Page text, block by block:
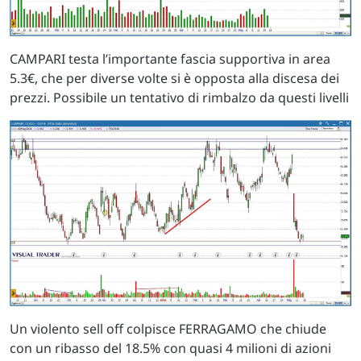
CAMPARI testa l’importante fascia supportiva in area
5.3€, che per diverse volte si è opposta alla discesa dei
prezzi. Possibile un tentativo di rimbalzo da questi livelli
Un violento sell off colpisce FERRAGAMO che chiude
con un ribasso del 18.5% con quasi 4 milioni di azioni